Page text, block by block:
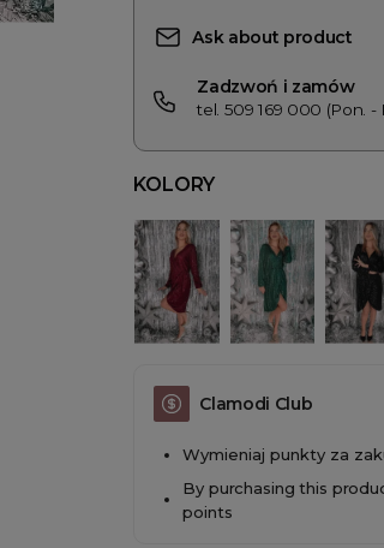
Ask about product
Zadzwoń i zamów
tel. 509 169 000 (Pon. -
KOLORY
Clamodi Club
Wymieniaj punkty za
By purchasing this
points